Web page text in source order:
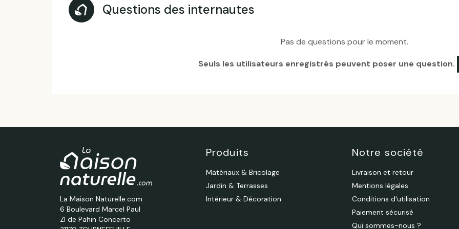
Questions des internautes
Pas de questions pour le moment.
Seuls les utilisateurs enregistrés peuvent poser une question.
La Maison Naturelle.com
6 Boulevard Marcel Paul
ZI de Pahin Concerto
Produits
Matériaux & Bricolage
Jardin & Terrasses
Intérieur & Décoration
Notre société
Livraison et retour
Mentions légales
Conditions d'utilisation
Paiement sécurisé
Qui sommes-nous ?